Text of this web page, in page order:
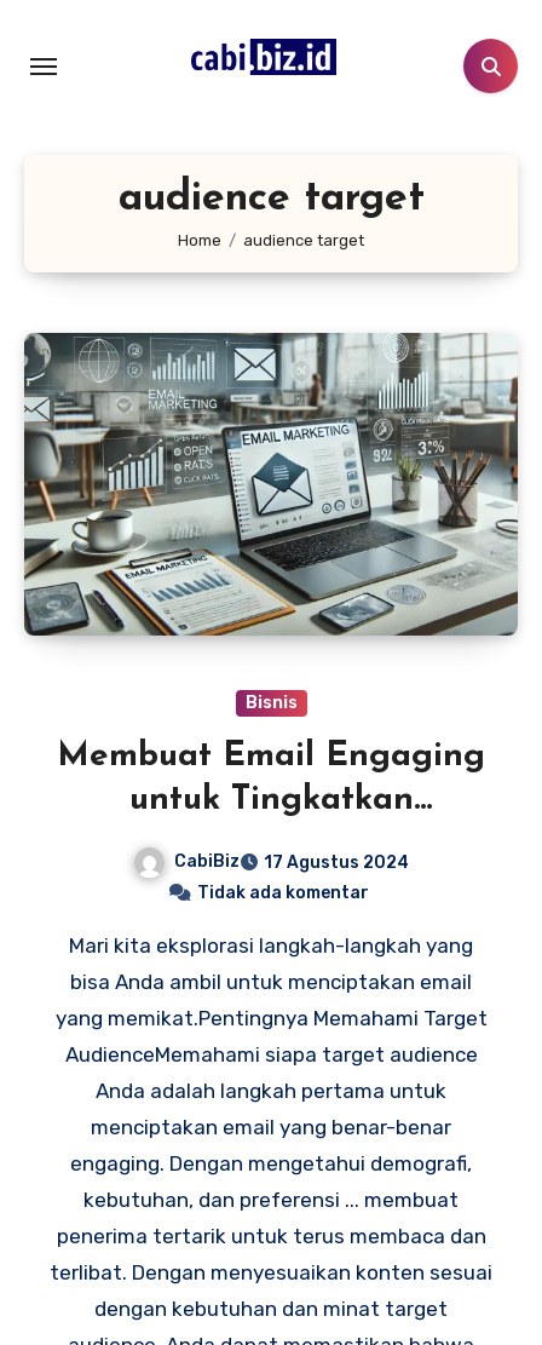
konten
audience target
Home audience target
Bisnis
Membuat Email Engaging
untuk Tingkatkan
CabiBiz
17 Agustus 2024
Tidak ada komentar
Mari kita eksplorasi langkah-langkah yang
bisa Anda ambil untuk menciptakan email
yang memikat.Pentingnya Memahami Target
AudienceMemahami siapa target audience
Anda adalah langkah pertama untuk
menciptakan email yang benar-benar
engaging. Dengan mengetahui demografi,
kebutuhan, dan preferensi ... membuat
penerima tertarik untuk terus membaca dan
terlibat. Dengan menyesuaikan konten sesuai
dengan kebutuhan dan minat target